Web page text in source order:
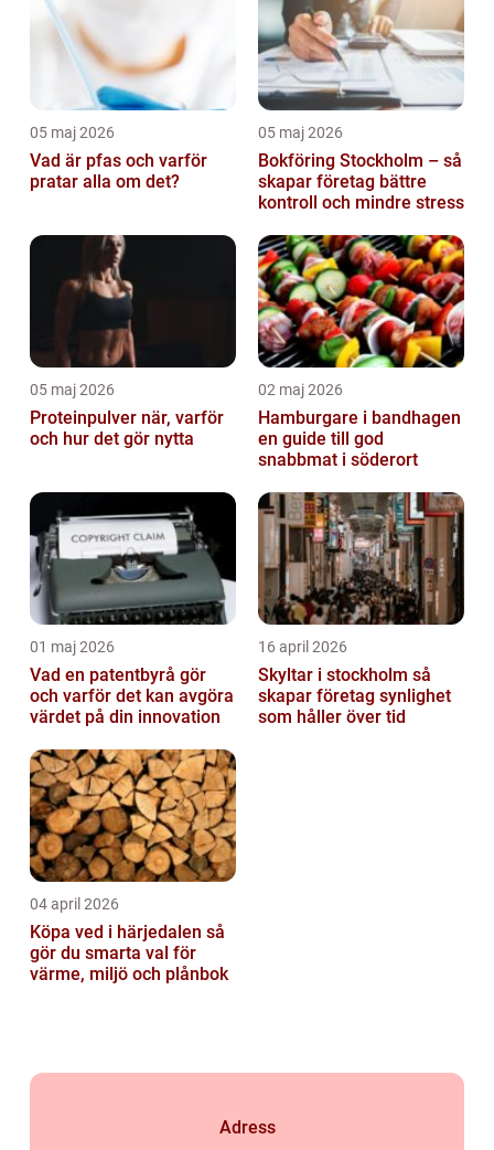
05 maj 2026
Vad är pfas och varför
pratar alla om det?
05 maj 2026
Bokföring Stockholm – så
skapar företag bättre
kontroll och mindre stress
05 maj 2026
Proteinpulver när, varför
och hur det gör nytta
02 maj 2026
Hamburgare i bandhagen
en guide till god
snabbmat i söderort
01 maj 2026
Vad en patentbyrå gör
och varför det kan avgöra
värdet på din innovation
16 april 2026
Skyltar i stockholm så
skapar företag synlighet
som håller över tid
04 april 2026
Köpa ved i härjedalen så
gör du smarta val för
värme, miljö och plånbok
Adress